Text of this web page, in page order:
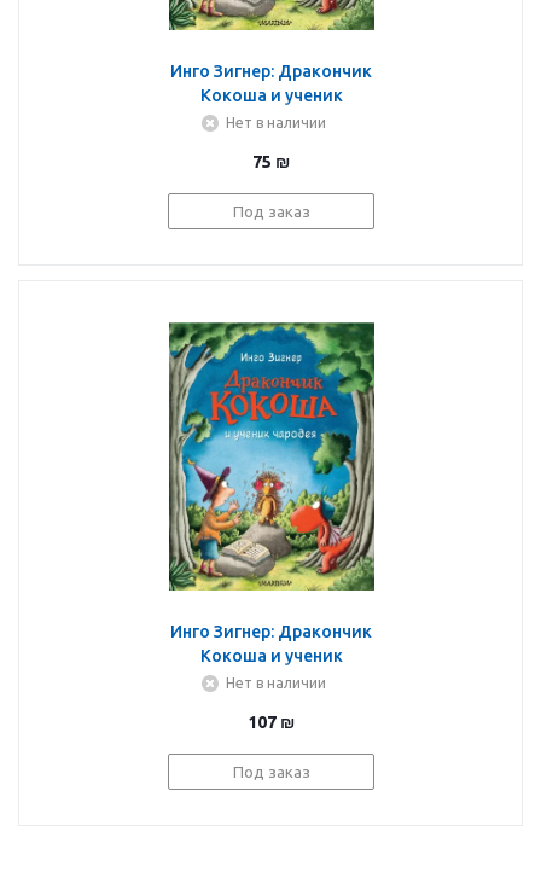
Инго Зигнер: Дракончик
Кокоша и ученик
чародея
Нет в наличии
75 ₪
Под заказ
Инго Зигнер: Дракончик
Кокоша и ученик
чародея
Нет в наличии
107 ₪
Под заказ